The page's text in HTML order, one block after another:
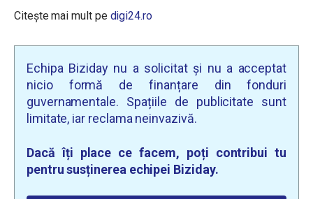
Citește mai mult pe digi24.ro
Echipa Biziday nu a solicitat și nu a acceptat
nicio formă de finanțare din fonduri
guvernamentale. Spațiile de publicitate sunt
limitate, iar reclama neinvazivă.
Dacă îți place ce facem, poți contribui tu
pentru susținerea echipei Biziday.